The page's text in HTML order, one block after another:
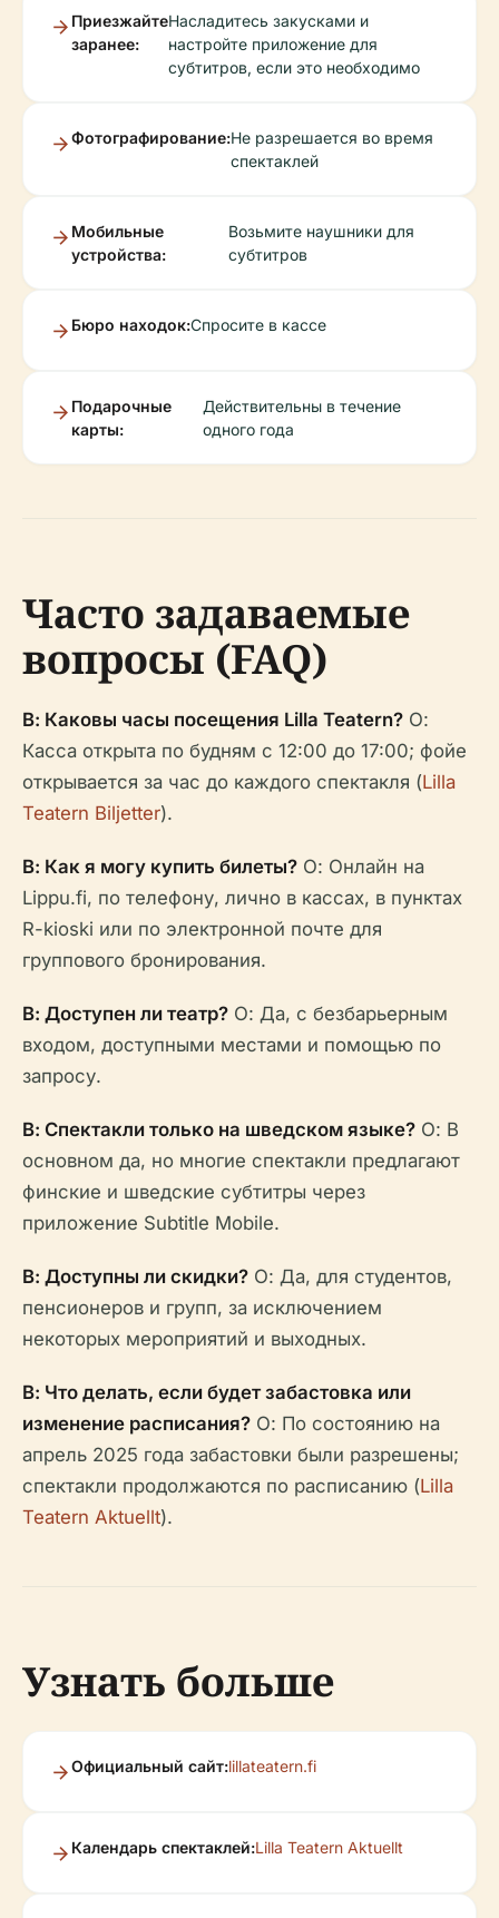
Приезжайте
заранее:
Насладитесь закусками и
настройте приложение для
субтитров, если это необходимо
Фотографирование:Не разрешается во время
спектаклей
Мобильные
устройства:
Возьмите наушники для
субтитров
Бюро находок:Спросите в кассе
Подарочные
карты:
Действительны в течение
одного года
Часто задаваемые
вопросы (FAQ)
В: Каковы часы посещения Lilla Teatern? О:
Касса открыта по будням с 12:00 до 17:00; фойе
открывается за час до каждого спектакля (Lilla
Teatern Biljetter).
В: Как я могу купить билеты? О: Онлайн на
Lippu.fi, по телефону, лично в кассах, в пунктах
R-kioski или по электронной почте для
группового бронирования.
В: Доступен ли театр? О: Да, с безбарьерным
входом, доступными местами и помощью по
запросу.
В: Спектакли только на шведском языке? О: В
основном да, но многие спектакли предлагают
финские и шведские субтитры через
приложение Subtitle Mobile.
В: Доступны ли скидки? О: Да, для студентов,
пенсионеров и групп, за исключением
некоторых мероприятий и выходных.
В: Что делать, если будет забастовка или
изменение расписания? О: По состоянию на
апрель 2025 года забастовки были разрешены;
спектакли продолжаются по расписанию (Lilla
Teatern Aktuellt).
Узнать больше
Официальный сайт:lillateatern.fi
Календарь спектаклей:Lilla Teatern Aktuellt